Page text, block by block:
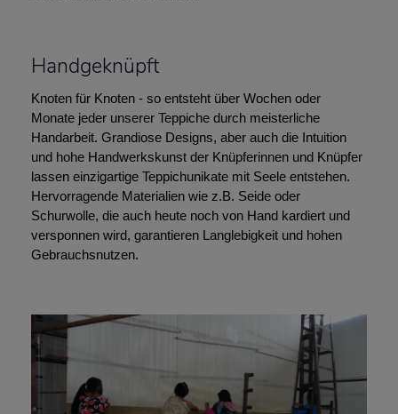
Handgeknüpft
Knoten für Knoten - so entsteht über Wochen oder
Monate jeder unserer Teppiche durch meisterliche
Handarbeit. Grandiose Designs, aber auch die Intuition
und hohe Handwerkskunst der Knüpferinnen und Knüpfer
lassen einzigartige Teppichunikate mit Seele entstehen.
Hervorragende Materialien wie z.B. Seide oder
Schurwolle, die auch heute noch von Hand kardiert und
versponnen wird, garantieren Langlebigkeit und hohen
Gebrauchsnutzen.